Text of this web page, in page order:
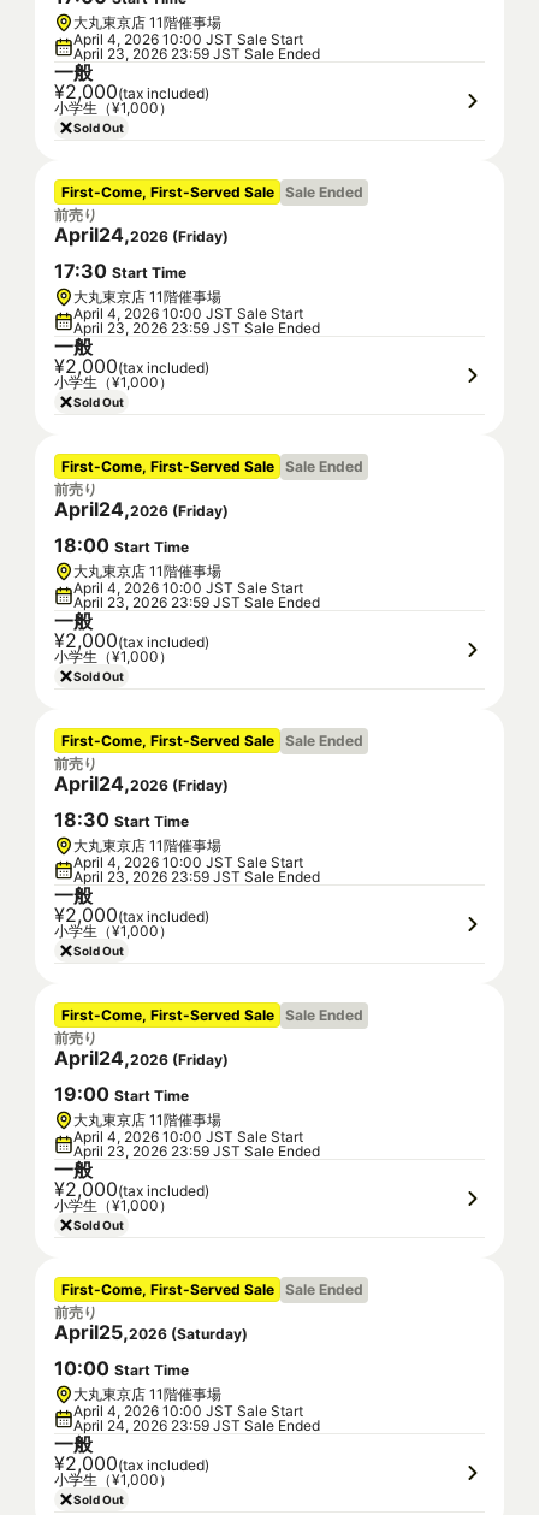
大丸東京店 11階催事場
April 4, 2026 10:00 JST Sale Start
April 23, 2026 23:59 JST Sale Ended
一般
¥2,000(tax included)
小学生（¥1,000）
Sold Out
First-Come, First-Served Sale Sale Ended
前売り
April24,2026 (Friday)
17:30 Start Time
大丸東京店 11階催事場
April 4, 2026 10:00 JST Sale Start
April 23, 2026 23:59 JST Sale Ended
一般
¥2,000(tax included)
小学生（¥1,000）
Sold Out
First-Come, First-Served Sale Sale Ended
前売り
April24,2026 (Friday)
18:00 Start Time
大丸東京店 11階催事場
April 4, 2026 10:00 JST Sale Start
April 23, 2026 23:59 JST Sale Ended
一般
¥2,000(tax included)
小学生（¥1,000）
Sold Out
First-Come, First-Served Sale Sale Ended
前売り
April24,2026 (Friday)
18:30 Start Time
大丸東京店 11階催事場
April 4, 2026 10:00 JST Sale Start
April 23, 2026 23:59 JST Sale Ended
一般
¥2,000(tax included)
小学生（¥1,000）
Sold Out
First-Come, First-Served Sale Sale Ended
前売り
April24,2026 (Friday)
19:00 Start Time
大丸東京店 11階催事場
April 4, 2026 10:00 JST Sale Start
April 23, 2026 23:59 JST Sale Ended
一般
¥2,000(tax included)
小学生（¥1,000）
Sold Out
First-Come, First-Served Sale Sale Ended
前売り
April25,2026 (Saturday)
10:00 Start Time
大丸東京店 11階催事場
April 4, 2026 10:00 JST Sale Start
April 24, 2026 23:59 JST Sale Ended
一般
¥2,000(tax included)
小学生（¥1,000）
Sold Out